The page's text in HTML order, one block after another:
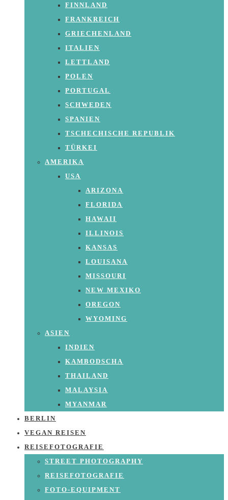
FINNLAND
FRANKREICH
GRIECHENLAND
ITALIEN
LETTLAND
POLEN
PORTUGAL
SCHWEDEN
SPANIEN
TSCHECHISCHE REPUBLIK
TÜRKEI
AMERIKA
USA
ARIZONA
FLORIDA
HAWAII
ILLINOIS
KANSAS
LOUISANA
MISSOURI
NEW MEXIKO
OREGON
WYOMING
ASIEN
INDIEN
KAMBODSCHA
THAILAND
MALAYSIA
MYANMAR
BERLIN
VEGAN REISEN
REISEFOTOGRAFIE
STREET PHOTOGRAPHY
REISEFOTOGRAFIE
FOTO-EQUIPMENT